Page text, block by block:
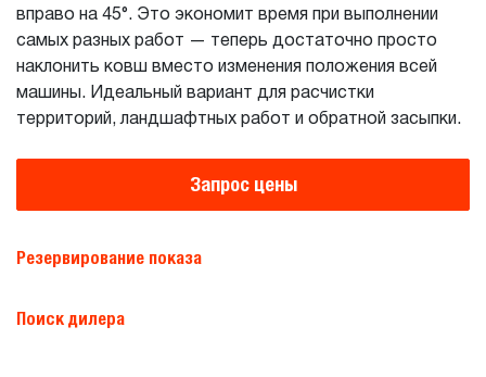
вправо на 45°. Это экономит время при выполнении
самых разных работ — теперь достаточно просто
наклонить ковш вместо изменения положения всей
машины. Идеальный вариант для расчистки
территорий, ландшафтных работ и обратной засыпки.
Запрос цены
Резервирование показа
Поиск дилера